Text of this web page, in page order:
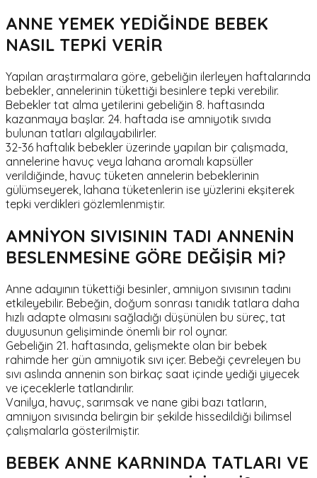
ANNE YEMEK YEDİĞİNDE BEBEK
NASIL TEPKİ VERİR
Yapılan araştırmalara göre, gebeliğin ilerleyen haftalarında
bebekler, annelerinin tükettiği besinlere tepki verebilir.
Bebekler tat alma yetilerini gebeliğin 8. haftasında
kazanmaya başlar. 24. haftada ise amniyotik sıvıda
bulunan tatları algılayabilirler.
32-36 haftalık bebekler üzerinde yapılan bir çalışmada,
annelerine havuç veya lahana aromalı kapsüller
verildiğinde, havuç tüketen annelerin bebeklerinin
gülümseyerek, lahana tüketenlerin ise yüzlerini ekşiterek
tepki verdikleri gözlemlenmiştir.
AMNİYON SIVISININ TADI ANNENİN
BESLENMESİNE GÖRE DEĞİŞİR Mİ?
Anne adayının tükettiği besinler, amniyon sıvısının tadını
etkileyebilir. Bebeğin, doğum sonrası tanıdık tatlara daha
hızlı adapte olmasını sağladığı düşünülen bu süreç, tat
duyusunun gelişiminde önemli bir rol oynar.
Gebeliğin 21. haftasında, gelişmekte olan bir bebek
rahimde her gün amniyotik sıvı içer. Bebeği çevreleyen bu
sıvı aslında annenin son birkaç saat içinde yediği yiyecek
ve içeceklerle tatlandırılır.
Vanilya, havuç, sarımsak ve nane gibi bazı tatların,
amniyon sıvısında belirgin bir şekilde hissedildiği bilimsel
çalışmalarla gösterilmiştir.
BEBEK ANNE KARNINDA TATLARI VE